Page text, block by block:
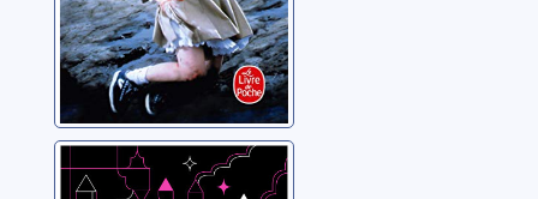
La cité aux murs